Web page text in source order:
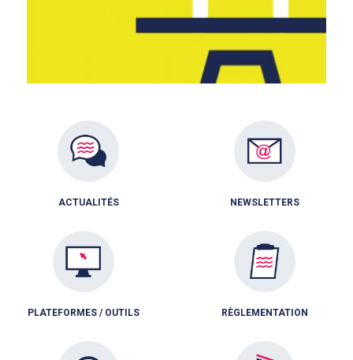
ACTUALITÉS NEWSLETTERS
PLATEFORMES / OUTILS RÈGLEMENTATION